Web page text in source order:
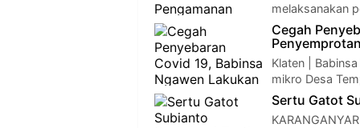
melaksanakan
Cegah
Klaten |
mikro Desa
Sertu Gatot